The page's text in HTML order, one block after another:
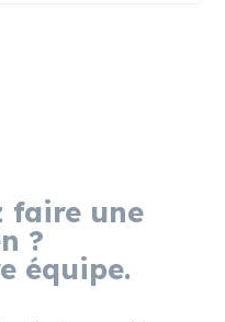
faire une
?
équipe.